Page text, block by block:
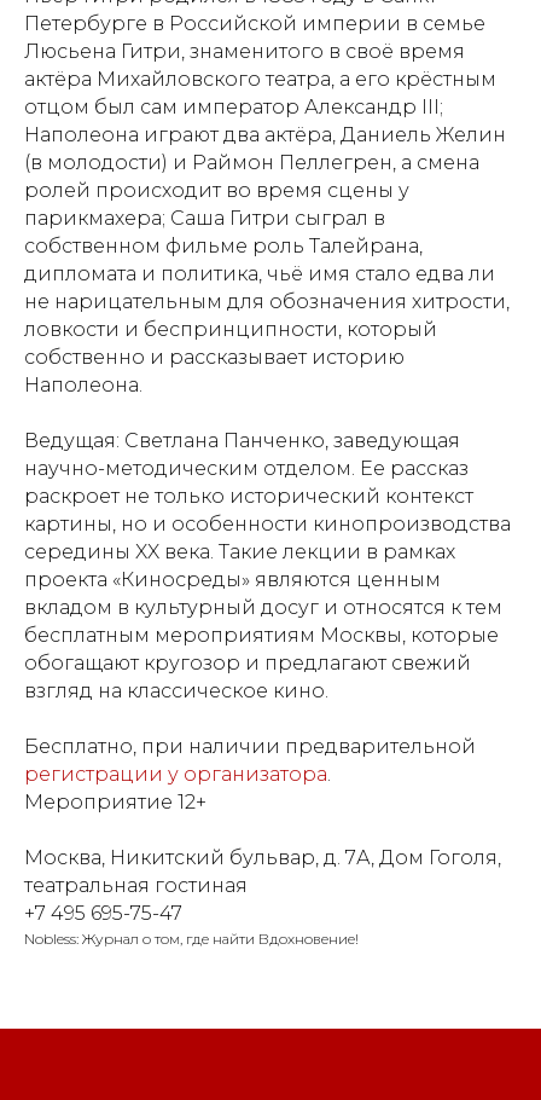
Петербурге в Российской империи в семье
Люсьена Гитри, знаменитого в своё время
актёра Михайловского театра, а его крёстным
отцом был сам император Александр III;
Наполеона играют два актёра, Даниель Желин
(в молодости) и Раймон Пеллегрен, а смена
ролей происходит во время сцены у
парикмахера; Саша Гитри сыграл в
собственном фильме роль Талейрана,
дипломата и политика, чьё имя стало едва ли
не нарицательным для обозначения хитрости,
ловкости и беспринципности, который
собственно и рассказывает историю
Наполеона.
Ведущая: Светлана Панченко, заведующая
научно-методическим отделом. Ее рассказ
раскроет не только исторический контекст
картины, но и особенности кинопроизводства
середины XX века. Такие лекции в рамках
проекта «Киносреды» являются ценным
вкладом в культурный досуг и относятся к тем
бесплатным мероприятиям Москвы, которые
обогащают кругозор и предлагают свежий
взгляд на классическое кино.
Бесплатно, при наличии предварительной
регистрации у организатора.
Мероприятие 12+
Москва, Никитский бульвар, д. 7А, Дом Гоголя,
театральная гостиная
+7 495 695-75-47
Nobless: Журнал о том, где найти Вдохновение!